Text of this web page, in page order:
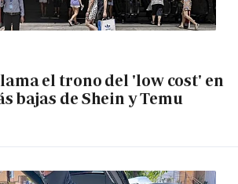
el trono del 'low cost' en
bajas de Shein y Temu